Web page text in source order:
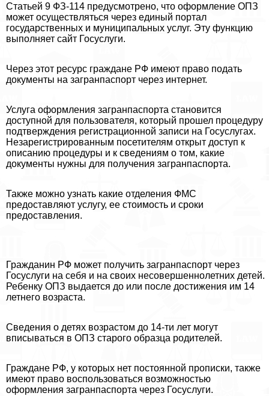
Статьей 9 ФЗ-114 предусмотрено, что оформление ОПЗ
может осуществляться через единый портал
государственных и муниципальных услуг. Эту функцию
выполняет сайт Госуслуги.
Через этот ресурс граждане РФ имеют право подать
документы на загранпаспорт через интернет.
Услуга оформления загранпаспорта становится
доступной для пользователя, который прошел процедуру
подтверждения регистрационной записи на Госуслугах.
Незарегистрированным посетителям открыт доступ к
описанию процедуры и к сведениям о том, какие
документы нужны для получения загранпаспорта.
Также можно узнать какие отделения ФМС
предоставляют услугу, ее стоимость и сроки
предоставления.
Гражданин РФ может получить загранпаспорт через
Госуслуги на себя и на своих несовершеннолетних детей.
Ребенку ОПЗ выдается до или после достижения им 14
летнего возраста.
Сведения о детях возрастом до 14-ти лет могут
вписываться в ОПЗ старого образца родителей.
Граждане РФ, у которых нет постоянной прописки, также
имеют право воспользоваться возможностью
оформления загранпаспорта через Госуслуги.